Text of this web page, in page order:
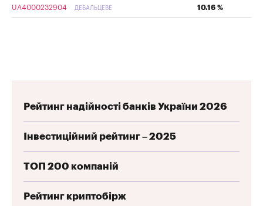
UA4000232904 ДЕБАЛЬЦЕВЕ 10.16 %
Рейтинг надійності банків України 2026
Інвестиційний рейтинг – 2025
ТОП 200 компаній
Рейтинг криптобірж